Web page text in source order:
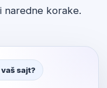
naredne korake.
sajt?